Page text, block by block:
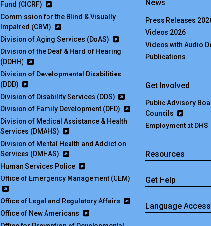
Fund (CICRF)
Commission for the Blind & Visually
Impaired (CBVI)
Division of Aging Services (DoAS)
Division of the Deaf & Hard of Hearing
(DDHH)
Division of Developmental Disabilities
(DDD)
Division of Disability Services (DDS)
Division of Family Development (DFD)
Division of Medical Assistance & Health
Services (DMAHS)
Division of Mental Health and Addiction
Services (DMHAS)
Human Services Police
Office of Emergency Management (OEM)
Office of Legal and Regulatory Affairs
Office of New Americans
News
Press Releases
Videos 2026
Videos with Audio
Publications
Get Involved
Public Advisory
Councils
Employment at DHS
Resources
Get Help
Language Access